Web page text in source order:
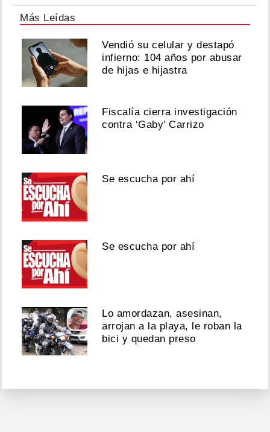
Más Leídas
Vendió su celular y destapó
infierno: 104 años por abusar
de hijas e hijastra
Fiscalía cierra investigación
contra ‘Gaby’ Carrizo
Se escucha por ahí
Se escucha por ahí
Lo amordazan, asesinan,
arrojan a la playa, le roban la
bici y quedan preso